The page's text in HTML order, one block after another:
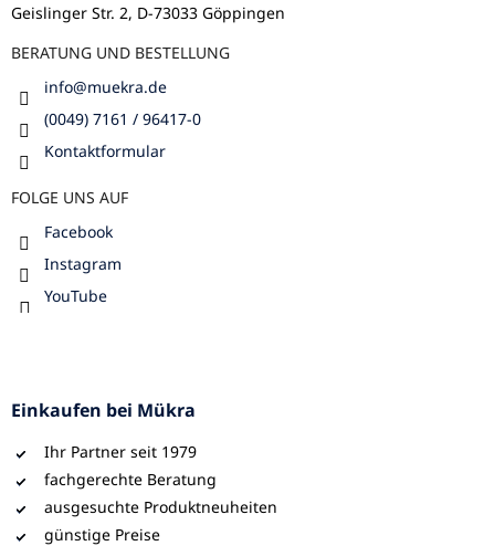
Geislinger Str. 2, D-73033 Göppingen
BERATUNG UND BESTELLUNG
info@muekra.de
(0049) 7161 / 96417-0
Kontaktformular
FOLGE UNS AUF
Facebook
Instagram
YouTube
Einkaufen bei Mükra
Ihr Partner seit 1979
fachgerechte Beratung
ausgesuchte Produktneuheiten
günstige Preise